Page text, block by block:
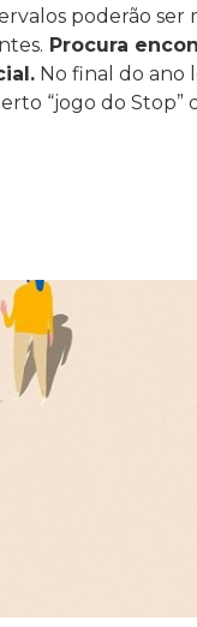
poderão ser
Procura
No final do ano
“jogo do Stop”